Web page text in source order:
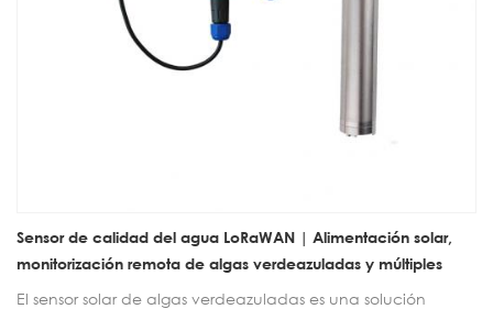
Sensor de calidad del agua LoRaWAN | Alimentación solar,
monitorización remota de algas verdeazuladas y múltiples
parámetros
El sensor solar de algas verdeazuladas es una solución